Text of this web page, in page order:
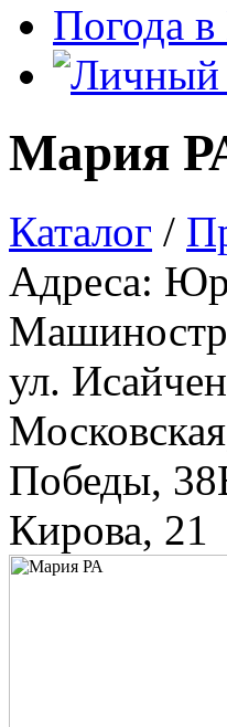
Погода
Мария
Каталог /
Адреса:
ул.
Победы,
Кирова, 21